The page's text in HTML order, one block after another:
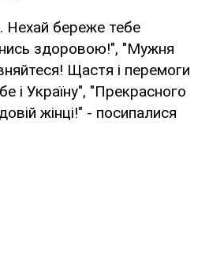
Нехай береже тебе
здоровою!", "Мужня
Щастя і перемоги
і Україну", "Прекрасного
жінці!" - посипалися